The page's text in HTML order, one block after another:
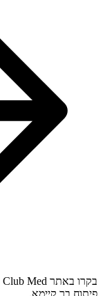
פיתוח בר קיימא.